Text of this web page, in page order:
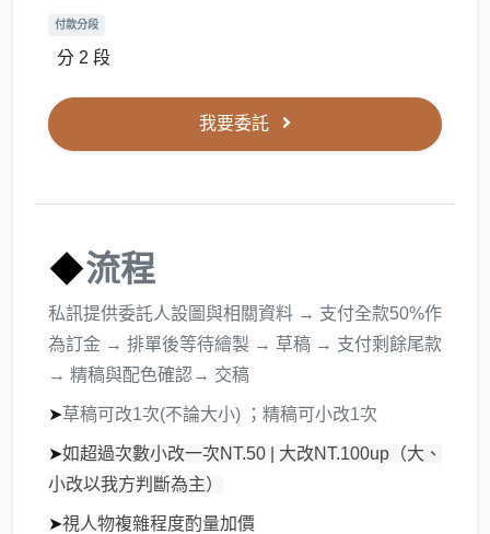
付款分段
分 2 段
我要委託
◆流程
私訊提供委託人設圖與相關資料 → 支付全款50%作
為訂金 → 排單後等待繪製 → 草稿 → 支付剩餘尾款
→ 精稿與配色確認→ 交稿
➤草稿可改1次(不論大小) ；精稿可小改1次
➤如超過次數小改一次NT.50 | 大改NT.100up（大、
小改以我方判斷為主）
➤視人物複雜程度酌量加價